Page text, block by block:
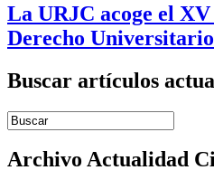
La URJC acoge el
Derecho
Buscar artículos
Introduce términos de búsqueda
Archivo Actualidad